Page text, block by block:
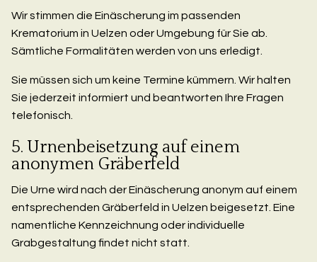
Wir stimmen die Einäscherung im passenden
Krematorium in Uelzen oder Umgebung für Sie ab.
Sämtliche Formalitäten werden von uns erledigt.
Sie müssen sich um keine Termine kümmern. Wir halten
Sie jederzeit informiert und beantworten Ihre Fragen
telefonisch.
5. Urnenbeisetzung auf einem
anonymen Gräberfeld
Die Urne wird nach der Einäscherung anonym auf einem
entsprechenden Gräberfeld in Uelzen beigesetzt. Eine
namentliche Kennzeichnung oder individuelle
Grabgestaltung findet nicht statt.